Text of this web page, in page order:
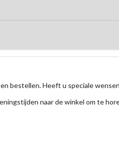
bestellen. Heeft u speciale
naar de winkel om te